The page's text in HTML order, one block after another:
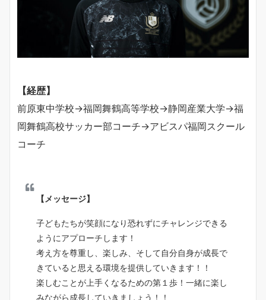
【経歴】
前原東中学校→福岡舞鶴高等学校→静岡産業大学→福
岡舞鶴高校サッカー部コーチ→アビスパ福岡スクール
コーチ
【メッセージ】
子どもたちが笑顔になり恐れずにチャレンジできる
ようにアプローチします！
考え方を尊重し、楽しみ、そして自分自身が成長で
きていると思える環境を提供していきます！！
楽しむことが上手くなるための第１歩！一緒に楽し
みながら成長していきましょう！！